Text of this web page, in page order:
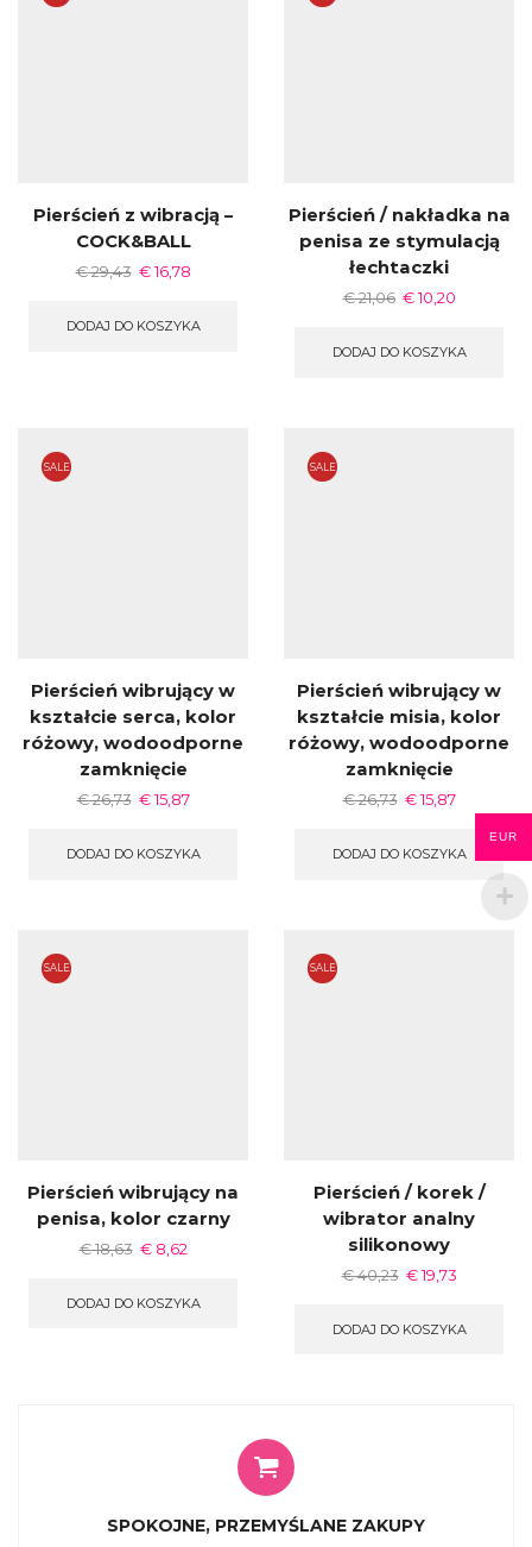
Pierścień z wibracją –
COCK&BALL
€29,43 €16,78
DODAJ DO KOSZYKA
Pierścień / nakładka na
penisa ze stymulacją
łechtaczki
€21,06 €10,20
DODAJ DO KOSZYKA
SALE
Pierścień wibrujący w
kształcie serca, kolor
różowy, wodoodporne
zamknięcie
€26,73 €15,87
DODAJ DO KOSZYKA
SALE
Pierścień wibrujący w
kształcie misia, kolor
różowy, wodoodporne
zamknięcie
€26,73 €15,87
DODAJ DO KOSZYKA
SALE
Pierścień wibrujący na
penisa, kolor czarny
€18,63 €8,62
DODAJ DO KOSZYKA
SALE
Pierścień / korek /
wibrator analny
silikonowy
€40,23 €19,73
DODAJ DO KOSZYKA
SPOKOJNE, PRZEMYŚLANE ZAKUPY
EUR